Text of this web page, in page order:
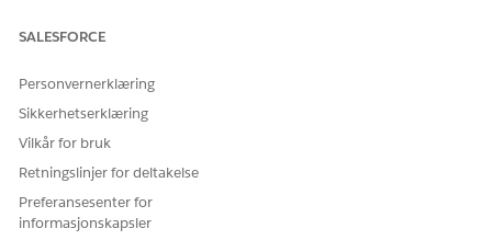
kjernesystemet. IDen bestemmer hvilken konto som skal
Konfigurere valglisteverdier for en tvistforespørsel
For å spore typen og statusen til en tvist nøyaktig legger
du til de nødvendige valglisteverdiene i de
klassifisere tvister, som svindel eller behandlingsfeil, og
tilordne Salesforce-poststatusene til de spesifikke
livssyklusfasene som kreves av betalingsnettverk.
SALESFORCE
Personvernerklæring
Sikkerhetserklæring
Vilkår for bruk
Retningslinjer for deltakelse
Preferansesenter for
informasjonskapsler